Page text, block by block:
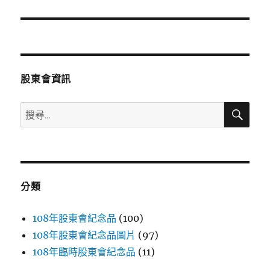
篇
章:
股東會資訊
搜
尋
鍵
搜
分類
108年股東會紀念品 (100)
108年股東會紀念品圖片 (97)
108年臨時股東會紀念品 (11)